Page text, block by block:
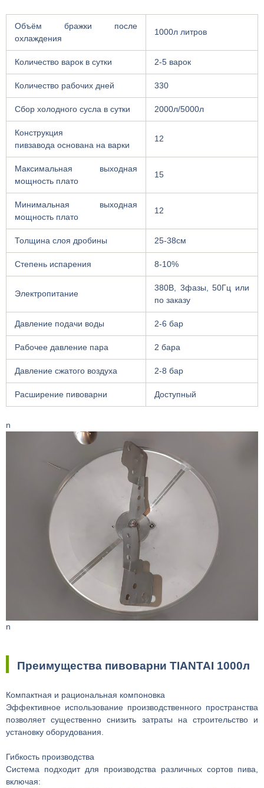
Объём бражки после
охлаждения
1000л литров
Количество варок в сутки 2-5 варок
Количество рабочих дней 330
Сбор холодного сусла в сутки 2000л/5000л
Конструкция
пивзавода основана на варки
12
Максимальная выходная
мощность плато
15
Минимальная выходная
мощность плато
12
Толщина слоя дробины 25-38см
Степень испарения 8-10%
Электропитание
380В, 3фазы, 50Гц или
по заказу
Давление подачи воды 2-6 бар
Рабочее давление пара 2 бара
Давление сжатого воздуха 2-8 бар
Расширение пивоварни Доступный
n
n
Преимущества пивоварни TIANTAI 1000л
Компактная и рациональная компоновка
Эффективное использование производственного пространства
позволяет существенно снизить затраты на строительство и
установку оборудования.
Гибкость производства
Система подходит для производства различных сортов пива,
включая: